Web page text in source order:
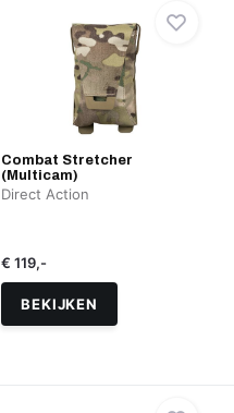
Combat Stretcher
(Multicam)
Direct Action
€ 119,-
BEKIJKEN